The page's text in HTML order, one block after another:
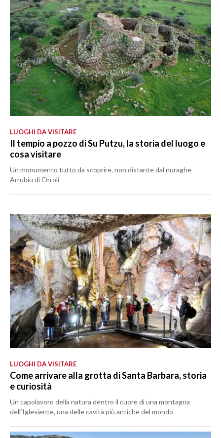
LUOGHI DA VISITARE
Il tempio a pozzo di Su Putzu, la storia del luogo e
cosa visitare
Un monumento tutto da scoprire, non distante dal nuraghe
Arrubiu di Orroli
LUOGHI DA VISITARE
Come arrivare alla grotta di Santa Barbara, storia
e curiosità
Un capolavoro della natura dentro il cuore di una montagna
dell’Iglesiente, una delle cavità più antiche del mondo